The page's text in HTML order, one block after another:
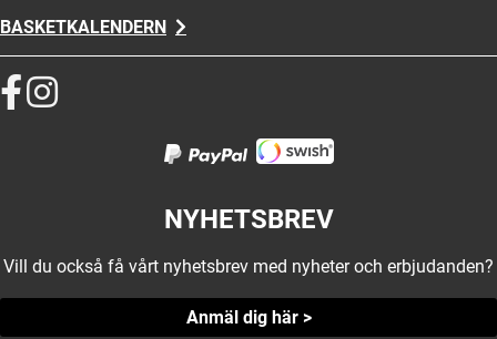
BASKETKALENDERN
NYHETSBREV
Vill du också få vårt nyhetsbrev med nyheter och erbjudanden?
Anmäl dig här >